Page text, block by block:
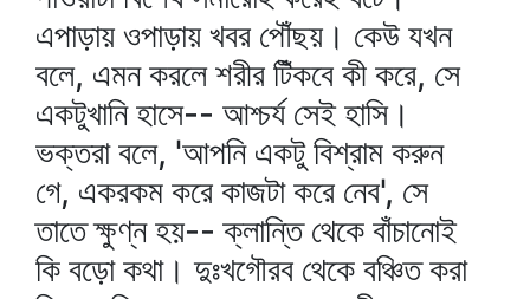
এপাড়ায় ওপাড়ায় খবর পৌঁছয়। কেউ যখন
বলে, এমন করলে শরীর টিঁকবে কী করে, সে
একটুখানি হাসে-- আশ্চর্য সেই হাসি।
ভক্তরা বলে, 'আপনি একটু বিশ্রাম করুন
গে, একরকম করে কাজটা করে নেব', সে
তাতে ক্ষুণ্ন হয়-- ক্লান্তি থেকে বাঁচানোই
কি বড়ো কথা। দুঃখগৌরব থেকে বঞ্চিত করা